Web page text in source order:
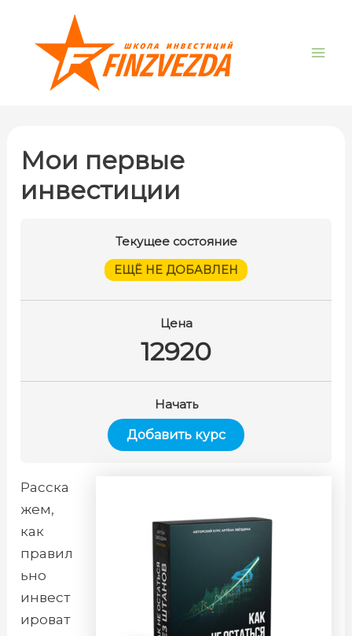
содержимому
Мои первые
инвестиции
Текущее состояние
ЕЩЁ НЕ ДОБАВЛЕН
Цена
12920
Начать
Добавить курс
Расска
жем,
как
правил
ьно
инвест
ироват